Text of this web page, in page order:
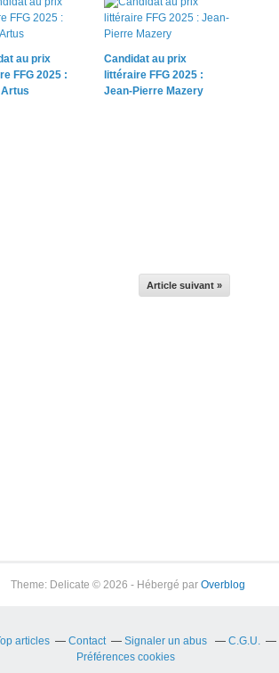
au prix
FFG 2025 :
Candidat au prix
littéraire FFG 2025 :
Jean-Pierre Mazery
Article suivant »
Theme: Delicate © 2026 - Hébergé par Overblog
articles Contact Signaler un abus C.G.U.
Préférences cookies